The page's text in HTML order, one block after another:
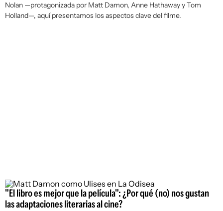
Nolan —protagonizada por Matt Damon, Anne Hathaway y Tom
Holland—, aquí presentamos los aspectos clave del filme.
"El libro es mejor que la película": ¿Por qué (no) nos gustan
las adaptaciones literarias al cine?